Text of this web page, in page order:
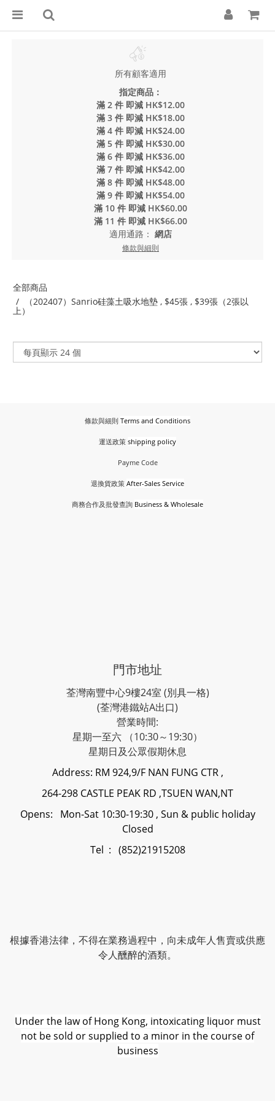
所有顧客適用
指定商品：
滿 2 件 即減 HK$12.00
滿 3 件 即減 HK$18.00
滿 4 件 即減 HK$24.00
滿 5 件 即減 HK$30.00
滿 6 件 即減 HK$36.00
滿 7 件 即減 HK$42.00
滿 8 件 即減 HK$48.00
滿 9 件 即減 HK$54.00
滿 10 件 即減 HK$60.00
滿 11 件 即減 HK$66.00
適用通路： 網店
條款與細則
全部商品
（202407）Sanrio硅藻土吸水地墊 , $45張 , $39張（2張以
上）
條款與細則 Terms and Conditions
運送政策 shipping policy
Payme Code
退換貨政策 After-Sales Service
商務合作及批發查詢 Business & Wholesale
門市地址
荃灣南豐中心9樓24室 (別具一格)
(荃灣港鐵站A出口)
營業時間:
星期一至六 （10:30～19:30）
星期日及公眾假期休息
Address: RM 924,9/F NAN FUNG CTR ,
264-298 CASTLE PEAK RD ,TSUEN WAN,NT
Opens: Mon-Sat 10:30-19:30 , Sun & public holiday
Closed
Tel : (852)21915208
根據香港法律，不得在業務過程中，向未成年人售賣或供應
令人醺醉的酒類。
Under the law of Hong Kong, intoxicating liquor must
not be sold or supplied to a minor in the course of
business